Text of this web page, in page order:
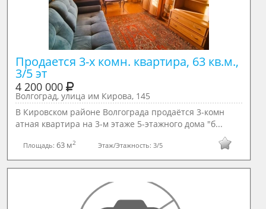
Продается 3-х комн. квартира, 63 кв.м.,
3/5 эт
4 200 000
Волгоград, улица им Кирова, 145
В Кировском районе Волгограда продаётся 3-комн
атная квартира на 3-м этаже 5-этажного дома "б...
Площадь:63 м2 Этаж/Этажность: 3/5